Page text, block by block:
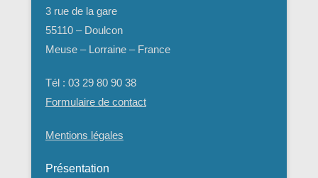
3 rue de la gare
55110 – Doulcon
Meuse – Lorraine – France
Tél : 03 29 80 90 38
Formulaire de contact
Mentions légales
Présentation